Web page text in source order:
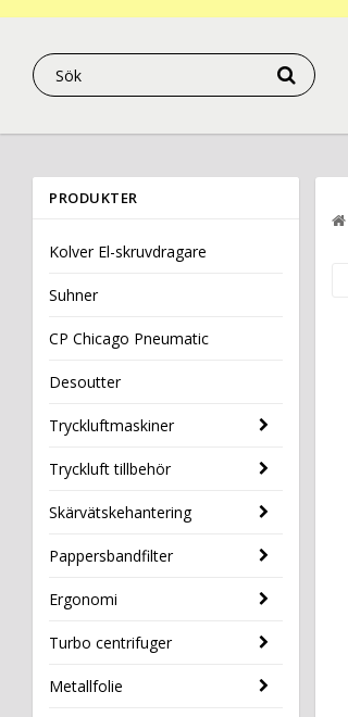
PRODUKTER
Kolver El-skruvdragare
Suhner
CP Chicago Pneumatic
Desoutter
Tryckluftmaskiner
Tryckluft tillbehör
Skärvätskehantering
Pappersbandfilter
Ergonomi
Turbo centrifuger
Metallfolie